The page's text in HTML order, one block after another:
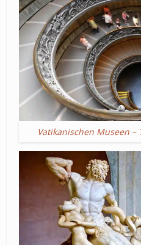
Vatikanischen Museen